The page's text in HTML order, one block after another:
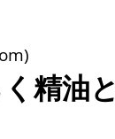
精油と